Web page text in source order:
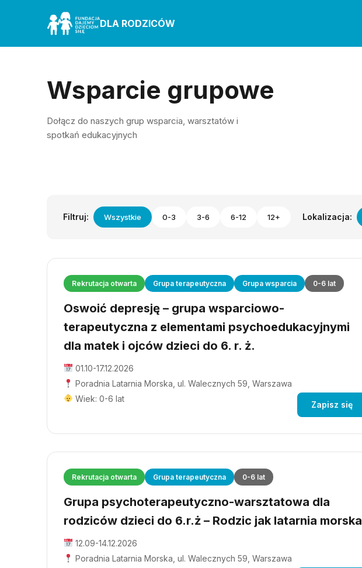
DLA RODZICÓW
Wsparcie grupowe
Dołącz do naszych grup wsparcia, warsztatów i
spotkań edukacyjnych
Filtruj: Wszystkie 0-3 3-6 6-12 12+ Lokalizacja:
Rekrutacja otwarta Grupa terapeutyczna Grupa wsparcia 0-6 lat
Oswoić depresję – grupa wsparciowo-
terapeutyczna z elementami psychoedukacyjnymi
dla matek i ojców dzieci do 6. r. ż.
01.10-17.12.2026
Poradnia Latarnia Morska, ul. Walecznych 59, Warszawa
Wiek: 0-6 lat
Zapisz się
Rekrutacja otwarta Grupa terapeutyczna 0-6 lat
Grupa psychoterapeutyczno-warsztatowa dla
rodziców dzieci do 6.r.ż – Rodzic jak latarnia morska
12.09-14.12.2026
Poradnia Latarnia Morska, ul. Walecznych 59, Warszawa